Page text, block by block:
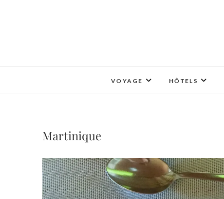
VOYAGE HÔTELS
Martinique